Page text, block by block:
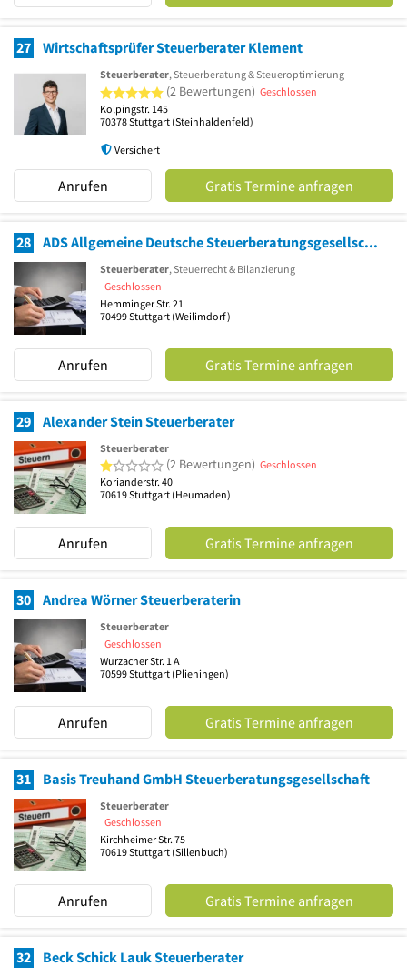
27 Wirtschaftsprüfer Steuerberater Klement
Steuerberater, Steuerberatung & Steueroptimierung
5 von 5 Sternen
(2 Bewertungen) Geschlossen
Kolpingstr. 145
70378Stuttgart (Steinhaldenfeld)
Versichert
Anrufen Gratis Termine anfragen
28 ADS Allgemeine Deutsche Steuerberatungsgesellschaft mbH Zw.NL Stuttgart
Steuerberater, Steuerrecht & Bilanzierung
Geschlossen
Hemminger Str. 21
70499Stuttgart (Weilimdorf)
Anrufen Gratis Termine anfragen
29 Alexander Stein Steuerberater
Steuerberater
1 von 5 Sternen
(2 Bewertungen) Geschlossen
Korianderstr. 40
70619Stuttgart (Heumaden)
Anrufen Gratis Termine anfragen
30 Andrea Wörner Steuerberaterin
Steuerberater
Geschlossen
Wurzacher Str. 1 A
70599Stuttgart (Plieningen)
Anrufen Gratis Termine anfragen
31 Basis Treuhand GmbH Steuerberatungsgesellschaft
Steuerberater
Geschlossen
Kirchheimer Str. 75
70619Stuttgart (Sillenbuch)
Anrufen Gratis Termine anfragen
32 Beck Schick Lauk Steuerberater